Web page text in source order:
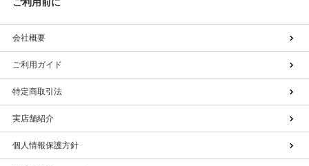
ご利用前に
会社概要
ご利用ガイド
特定商取引法
実店舗紹介
個人情報保護方針